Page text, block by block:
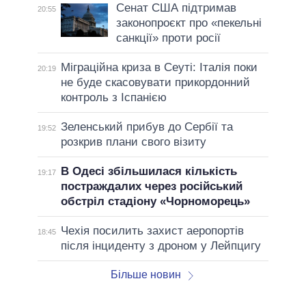
20:55
Сенат США підтримав
законопроєкт про «пекельні
санкції» проти росії
20:19
Міграційна криза в Сеуті: Італія поки
не буде скасовувати прикордонний
контроль з Іспанією
19:52 Зеленський прибув до Сербії та
розкрив плани свого візиту
19:17
В Одесі збільшилася кількість
постраждалих через російський
обстріл стадіону «Чорноморець»
18:45
Чехія посилить захист аеропортів
після інциденту з дроном у Лейпцигу
Більше новин